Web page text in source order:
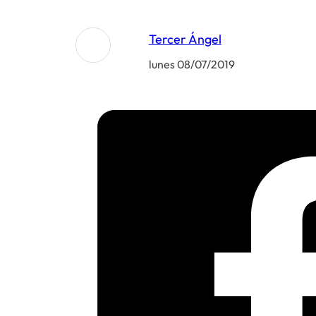
Tercer Ángel
lunes 08/07/2019